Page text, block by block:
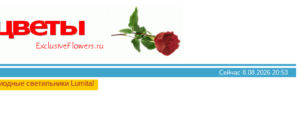
Сейчас 8.08.2026 20:53
светильники Lumita!